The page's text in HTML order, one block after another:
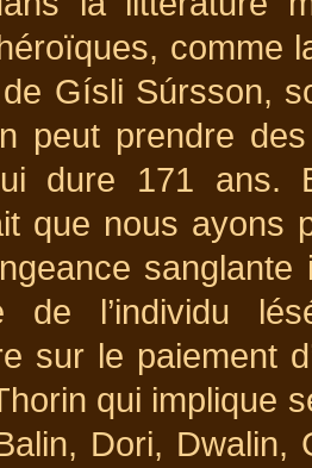
comme
Gísli Súrsson,
peut prendre
dure 171 ans.
que nous ayons
sanglante
de l’individu
sur le paiement
qui implique
Dori, Dwalin,